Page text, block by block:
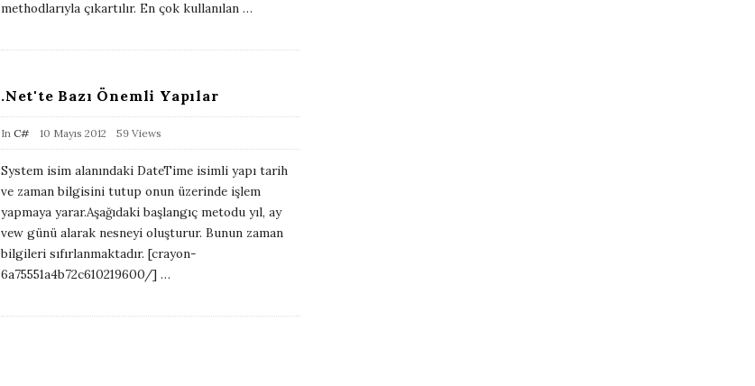
h
methodlarıyla çıkartılır. En çok kullanılan …
.Net'te Bazı Önemli Yapılar
In C#
P
i
s
h
10 Mayıs 2012 59 Views
System isim alanındaki DateTime isimli yapı tarih
ve zaman bilgisini tutup onun üzerinde işlem
yapmaya yarar.Aşağıdaki başlangıç metodu yıl, ay
vew günü alarak nesneyi oluşturur. Bunun zaman
bilgileri sıfırlanmaktadır. [crayon-
6a75551a4b72c610219600/] …